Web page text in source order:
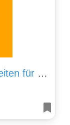
Radunet: Preiswerte Internetseiten für Firmen und Verein